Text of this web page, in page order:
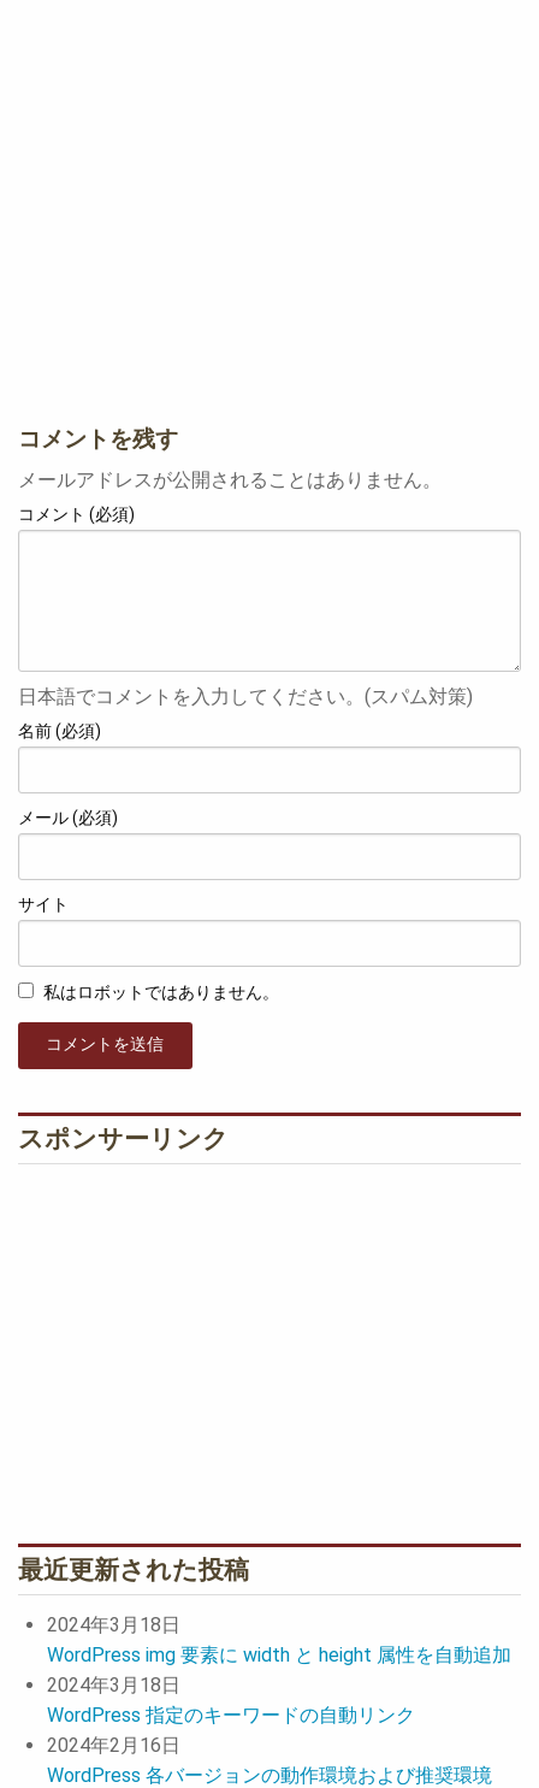
コメントを残す
メールアドレスが公開されることはありません。
コメント (必須)
日本語でコメントを入力してください。(スパム対策)
名前 (必須)
メール (必須)
サイト
私はロボットではありません。
コメントを送信
スポンサーリンク
最近更新された投稿
2024年3月18日
WordPress img 要素に width と height 属性を自動追加
2024年3月18日
WordPress 指定のキーワードの自動リンク
2024年2月16日
WordPress 各バージョンの動作環境および推奨環境